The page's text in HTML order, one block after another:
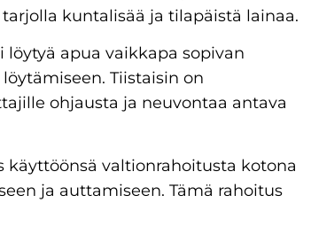
kuntalisää ja tilapäistä lainaa.
löytyä apua vaikkapa sopivan
Tiistaisin on
ohjausta ja neuvontaa antava
käyttöönsä valtionrahoitusta kotona
ja auttamiseen. Tämä rahoitus